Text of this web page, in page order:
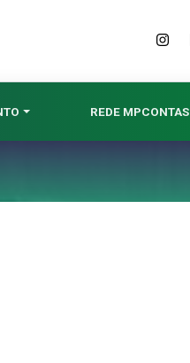
REDE MPCONTAS